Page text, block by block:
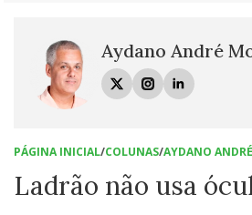
Aydano André
PÁGINA INICIAL/COLUNAS/AYDANO
Ladrão não usa